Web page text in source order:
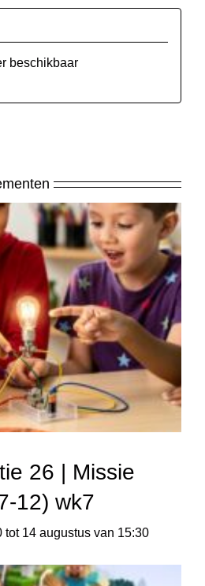
beschikbaar
26 | Missie
12) wk7
tot 14 augustus van 15:30